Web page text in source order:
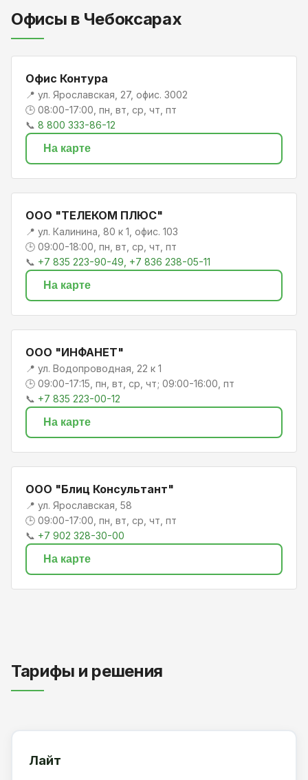
Офисы в Чебоксарах
Офис Контура
📍 ул. Ярославская, 27, офис. 3002
🕒 08:00-17:00, пн, вт, ср, чт, пт
📞 8 800 333-86-12
На карте
ООО "ТЕЛЕКОМ ПЛЮС"
📍 ул. Калинина, 80 к 1, офис. 103
🕒 09:00-18:00, пн, вт, ср, чт, пт
📞 +7 835 223-90-49, +7 836 238-05-11
На карте
ООО "ИНФАНЕТ"
📍 ул. Водопроводная, 22 к 1
🕒 09:00-17:15, пн, вт, ср, чт; 09:00-16:00, пт
📞 +7 835 223-00-12
На карте
ООО "Блиц Консультант"
📍 ул. Ярославская, 58
🕒 09:00-17:00, пн, вт, ср, чт, пт
📞 +7 902 328-30-00
На карте
Тарифы и решения
Лайт